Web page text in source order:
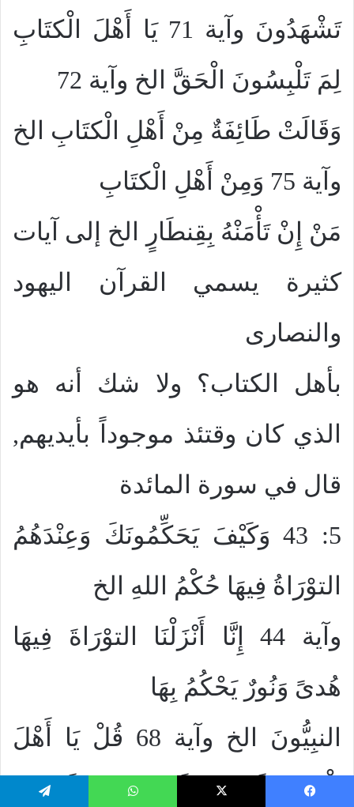
تَشْهَدُونَ وآية 71 يَا أَهْلَ الْكتَابِ
لِمَ تَلْبِسُونَ الْحَقَّ الخ وآية 72
وَقَالَتْ طَائِفَةٌ مِنْ أَهْلِ الْكتَابِ الخ
وآية 75 وَمِنْ أَهْلِ الْكتَابِ
مَنْ إِنْ تَأْمَنْهُ بِقِنطَارٍ الخ إلى آيات
كثيرة يسمي القرآن اليهود
والنصارى
بأهل الكتاب؟ ولا شك أنه هو
الذي كان وقتئذ موجوداً بأيديهم,
قال في سورة المائدة
5: 43 وَكَيْفَ يَحَكِّمُونَكَ وَعِنْدَهُمُ
التوْرَاةُ فِيهَا حُكْمُ اللهِ الخ
وآية 44 إِنَّا أَنْزَلْنَا التوْرَاةَ فِيهَا
هُدىً وَنُورٌ يَحْكُمُ بِهَا
النبِيُّونَ الخ وآية 68 قُلْ يَا أَهْلَ
الْكتَابِ لَسْتُمْ عَلَى شَيْءٍ حَتَّى